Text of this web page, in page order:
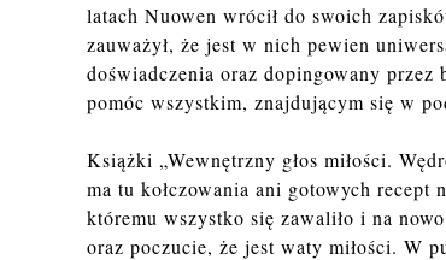
latach Nuowen wrócił do swoich
zauważył, że jest w nich pewien
doświadczenia oraz dopingowany
pomóc wszystkim, znajdującym się w
Książki „Wewnętrzny głos miłości.
ma tu kołczowania ani gotowych recept
któremu wszystko się zawaliło i na
oraz poczucie, że jest waty miłości. W